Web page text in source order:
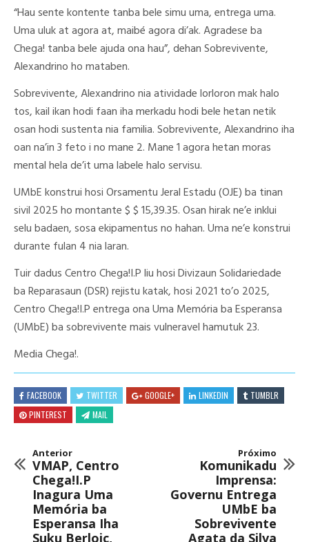
“Hau sente kontente tanba bele simu uma, entrega uma.
Uma uluk at agora at, maibé agora di’ak. Agradese ba
Chega! tanba bele ajuda ona hau”, dehan Sobrevivente,
Alexandrino ho mataben.
Sobrevivente, Alexandrino nia atividade lorloron mak halo
tos, kail ikan hodi faan iha merkadu hodi bele hetan netik
osan hodi sustenta nia familia. Sobrevivente, Alexandrino iha
oan na’in 3 feto i no mane 2. Mane 1 agora hetan moras
mental hela de’it uma labele halo servisu.
UMbE konstrui hosi Orsamentu Jeral Estadu (OJE) ba tinan
sivil 2025 ho montante $ $ 15,39.35. Osan hirak ne’e inklui
selu badaen, sosa ekipamentus no hahan. Uma ne’e konstrui
durante fulan 4 nia laran.
Tuir dadus Centro Chega!I.P liu hosi Divizaun Solidariedade
ba Reparasaun (DSR) rejistu katak, hosi 2021 to’o 2025,
Centro Chega!I.P entrega ona Uma Memória ba Esperansa
(UMbE) ba sobrevivente mais vulneravel hamutuk 23.
Media Chega!.
FACEBOOK TWITTER GOOGLE+ LINKEDIN
TUMBLR
PINTEREST
MAIL
Anterior
VMAP, Centro
Chega!I.P
Inagura Uma
Memória ba
Esperansa Iha
Suku Berloic,
Próximo
Komunikadu
Imprensa:
Governu Entrega
UMbE ba
Sobrevivente
Agata da Silva